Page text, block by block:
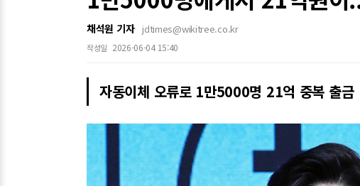
채석원 기자 jdtimes@wikitree.co.kr
작성일 2026-06-04 15:40
자동이체 오류로 1만5000명 21억 중복 출금